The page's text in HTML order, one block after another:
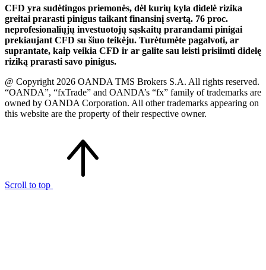
CFD yra sudėtingos priemonės, dėl kurių kyla didelė rizika
greitai prarasti pinigus taikant finansinį svertą. 76 proc.
neprofesionaliųjų investuotojų sąskaitų prarandami pinigai
prekiaujant CFD su šiuo teikėju. Turėtumėte pagalvoti, ar
suprantate, kaip veikia CFD ir ar galite sau leisti prisiimti didelę
riziką prarasti savo pinigus.
@ Copyright 2026 OANDA TMS Brokers S.A. All rights reserved.
“OANDA”, “fxTrade” and OANDA’s “fx” family of trademarks are
owned by OANDA Corporation. All other trademarks appearing on
this website are the property of their respective owner.
Scroll to top